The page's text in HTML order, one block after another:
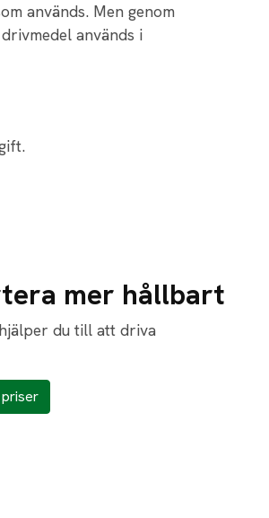
används. Men genom
används i
mer hållbart
du till att driva